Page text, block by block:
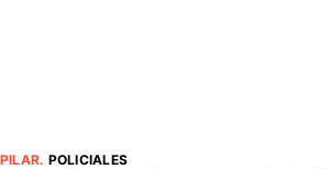
PILAR. POLICIALES